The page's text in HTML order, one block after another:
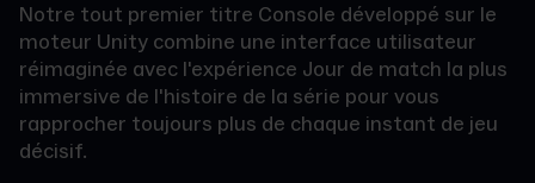
Notre tout premier titre Console développé sur le
moteur Unity combine une interface utilisateur
réimaginée avec l'expérience Jour de match la plus
immersive de l'histoire de la série pour vous
rapprocher toujours plus de chaque instant de jeu
décisif.